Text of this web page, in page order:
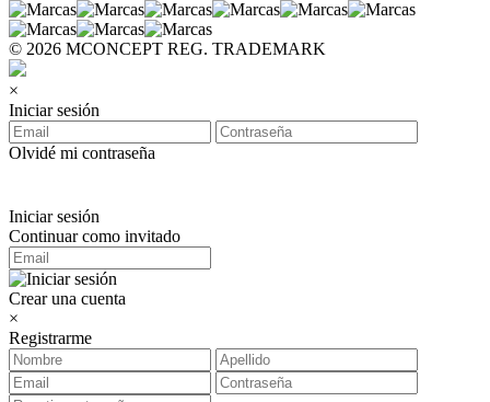
© 2026 MCONCEPT REG. TRADEMARK
×
Iniciar sesión
Olvidé mi contraseña
Iniciar sesión
Continuar como invitado
Crear una cuenta
×
Registrarme